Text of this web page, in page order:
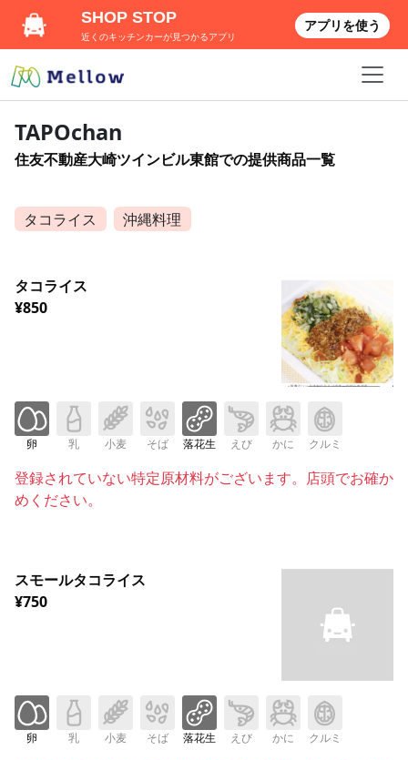
TAPOchan
住友不動産大崎ツインビル東館での提供商品一覧
タコライス 沖縄料理
タコライス
¥850
卵 乳 小麦 そば 落花生 えび かに クルミ
登録されていない特定原材料がございます。店頭でお確か
めください。
スモールタコライス
¥750
卵 乳 小麦 そば 落花生 えび かに クルミ
SHOP STOP
近くのキッチンカーが見つかるアプリ
アプリを使う